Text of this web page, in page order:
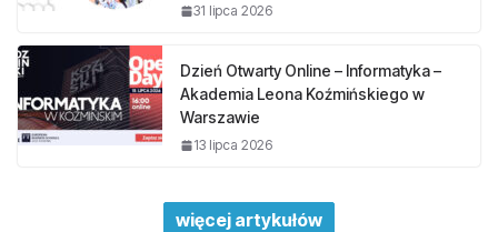
31 lipca 2026
Dzień Otwarty Online – Informatyka –
Akademia Leona Koźmińskiego w
Warszawie
13 lipca 2026
więcej artykułów